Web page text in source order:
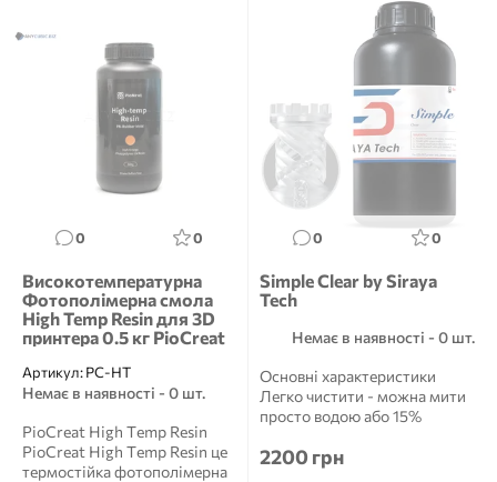
0 0
Високотемпературна
Фотополімерна смола
High Temp Resin для 3D
принтера 0.5 кг PioCreat
Артикул:PC-HT
Немає в наявності - 0 шт.
PioCreat High Temp Resin
PioCreat High Temp Resin це
термостійка фотополімерна
0 0
Simple Clear by Siraya
Tech
Немає в наявності - 0 шт.
Основні характеристики
Легко чистити - можна мити
просто водою або 15%
2200 грн